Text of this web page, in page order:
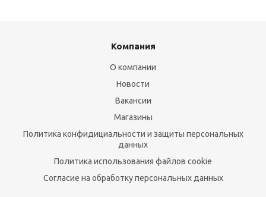
Компания
О компании
Новости
Вакансии
Магазины
Политика конфидициальности и защиты персональных
данных
Политика использования файлов cookie
Согласие на обработку персональных данных